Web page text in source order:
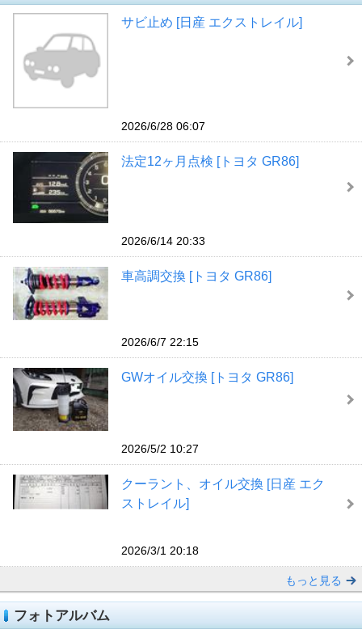
サビ止め [日産 エクストレイル]
2026/6/28 06:07
法定12ヶ月点検 [トヨタ GR86]
2026/6/14 20:33
車高調交換 [トヨタ GR86]
2026/6/7 22:15
GWオイル交換 [トヨタ GR86]
2026/5/2 10:27
クーラント、オイル交換 [日産 エク
ストレイル]
2026/3/1 20:18
もっと見る
フォトアルバム